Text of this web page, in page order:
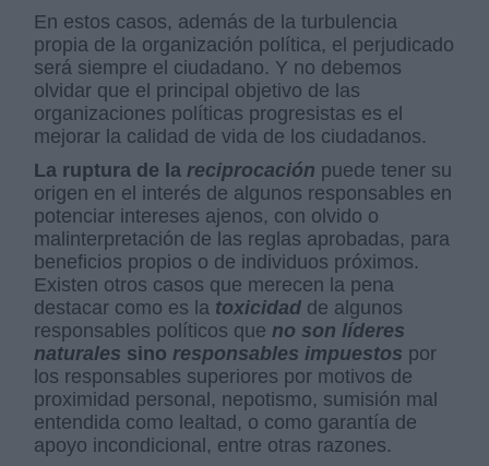
En estos casos, además de la turbulencia
propia de la organización política, el perjudicado
será siempre el ciudadano. Y no debemos
olvidar que el principal objetivo de las
organizaciones políticas progresistas es el
mejorar la calidad de vida de los ciudadanos.
La ruptura de la reciprocación puede tener su
origen en el interés de algunos responsables en
potenciar intereses ajenos, con olvido o
malinterpretación de las reglas aprobadas, para
beneficios propios o de individuos próximos.
Existen otros casos que merecen la pena
destacar como es la toxicidad de algunos
responsables políticos que no son líderes
naturales sino responsables impuestos por
los responsables superiores por motivos de
proximidad personal, nepotismo, sumisión mal
entendida como lealtad, o como garantía de
apoyo incondicional, entre otras razones.